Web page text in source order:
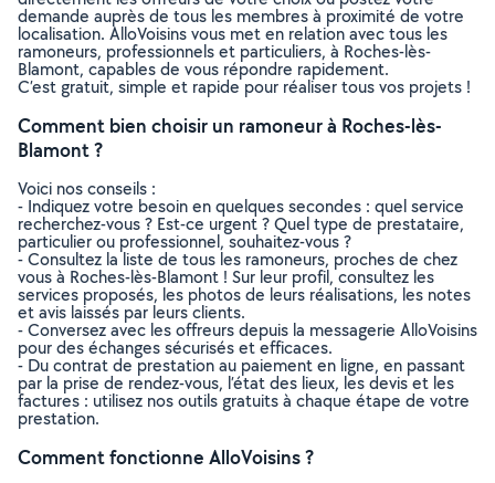
demande auprès de tous les membres à proximité de votre
localisation. AlloVoisins vous met en relation avec tous les
ramoneurs, professionnels et particuliers, à Roches-lès-
Blamont, capables de vous répondre rapidement.
C’est gratuit, simple et rapide pour réaliser tous vos projets !
Comment bien choisir un ramoneur à Roches-lès-
Blamont ?
Voici nos conseils :
- Indiquez votre besoin en quelques secondes : quel service
recherchez-vous ? Est-ce urgent ? Quel type de prestataire,
particulier ou professionnel, souhaitez-vous ?
- Consultez la liste de tous les ramoneurs, proches de chez
vous à Roches-lès-Blamont ! Sur leur profil, consultez les
services proposés, les photos de leurs réalisations, les notes
et avis laissés par leurs clients.
- Conversez avec les offreurs depuis la messagerie AlloVoisins
pour des échanges sécurisés et efficaces.
- Du contrat de prestation au paiement en ligne, en passant
par la prise de rendez-vous, l’état des lieux, les devis et les
factures : utilisez nos outils gratuits à chaque étape de votre
prestation.
Comment fonctionne AlloVoisins ?